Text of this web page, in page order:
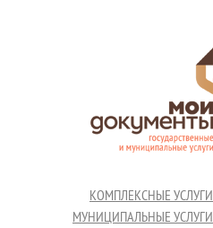
КОМПЛЕКСНЫЕ УСЛУГИ
МУНИЦИПАЛЬНЫЕ УСЛУГИ